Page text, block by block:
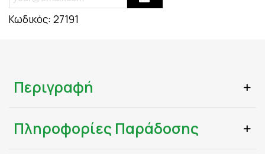
Κωδικός: 27191
Περιγραφή
Πληροφορίες Παράδοσης